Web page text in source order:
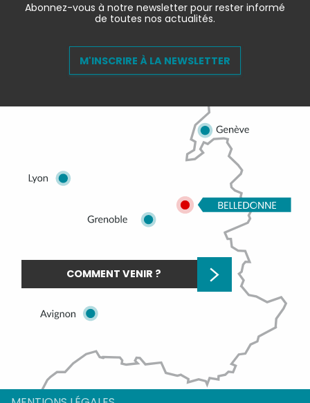
Abonnez-vous à notre newsletter pour rester informé
de toutes nos actualités.
M'INSCRIRE À LA NEWSLETTER
COMMENT VENIR ?